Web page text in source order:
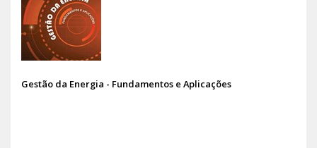
Gestão da Energia - Fundamentos e Aplicações